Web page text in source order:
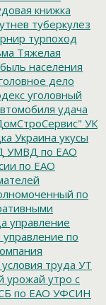
книжка
туберкулез
турпоход
Тяжелая
населения
дело
уголовный
удача
УК
Украина укусы
УМВД по ЕАО
по ЕАО
по
управление
управление по
условия труда УТ
урожай утро с
по ЕАО УФСИН